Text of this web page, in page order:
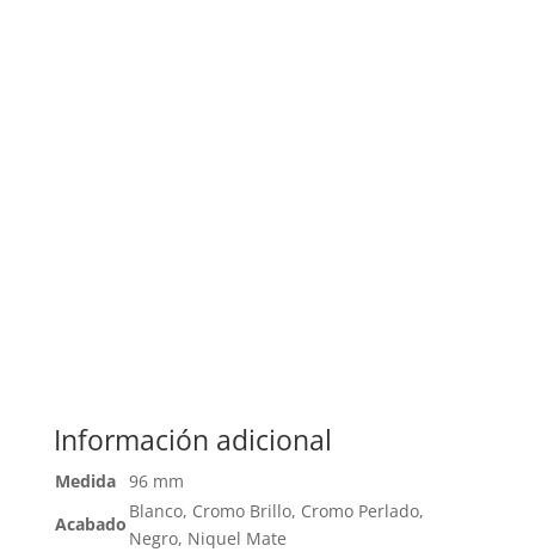
Información adicional
Medida 96 mm
Acabado
Blanco, Cromo Brillo, Cromo Perlado,
Negro, Niquel Mate